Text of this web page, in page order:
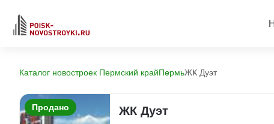
Каталог новостроек Пермский крайПермьЖК Дуэт
Продано ЖК Дуэт